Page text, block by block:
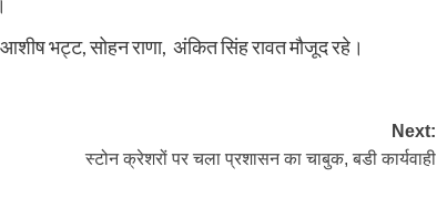
भट्ट, सोहन राणा, अंकित सिंह रावत मौजूद रहे।
Next:
स्टोन क्रेशरों पर चला प्रशासन का चाबुक, बडी कार्यवाही